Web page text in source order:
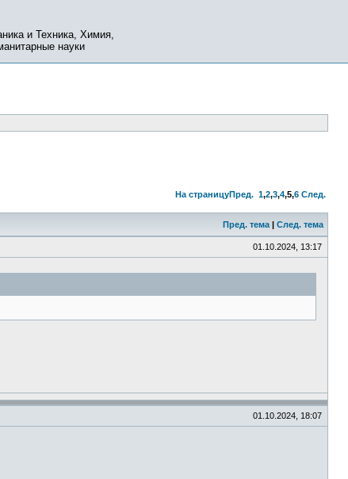
и Техника, Химия,
науки
На страницуПред. 1,2,3,4,5,6 След.
Пред. тема | След. тема
01.10.2024, 13:17
01.10.2024, 18:07